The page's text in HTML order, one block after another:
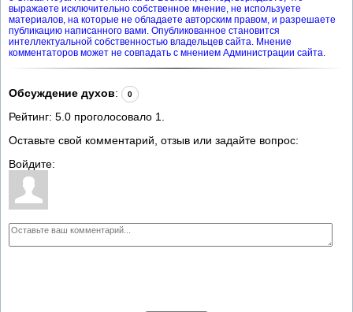
выражаете исключительно собственное мнение, не используете
материалов, на которые не обладаете авторским правом, и разрешаете
публикацию написанного вами. Опубликованное становится
интеллектуальной собственностью владельцев сайта. Мнение
комментаторов может не совпадать с мнением Администрации сайта.
Обсуждение духов: 0
Рейтинг: 5.0 проголосовало 1.
Оставьте свой комментарий, отзыв или задайте вопрос:
Войдите: